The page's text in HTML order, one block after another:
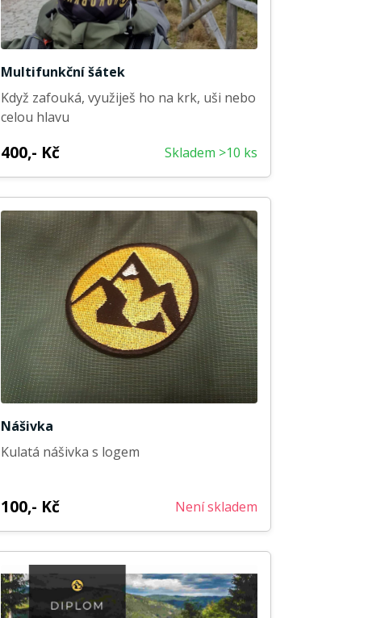
Multifunkční šátek
Když zafouká, využiješ ho na krk, uši nebo
celou hlavu
400,- Kč Skladem >10 ks
Nášivka
Kulatá nášivka s logem
100,- Kč Není skladem